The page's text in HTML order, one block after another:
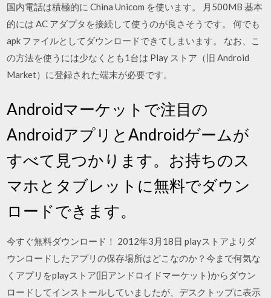
国内電話は積極的に China Unicom を使います。 月500MB 基本
的には AC アダプタを接続して使うのが良さそうです。 何でも
apk ファイルとしてダウンロードできてしまいます。 なお、こ
の方法を使うには少なくとも1台は Play ストア（旧 Android
Market）に登録された端末が必要です。
Androidマーケットで注目の
AndroidアプリとAndroidゲームが
すべて見つかります。お持ちのス
マホとタブレットに無料でダウン
ロードできます。
今すぐ無料ダウンロード！ 2012年3月18日 playストアよりダ
ウンロードしたアプリの保存場所はどこなのか？今まで何気な
くアプリをplayストア(旧アンドロイドマーケット)からダウン
ロードしてインストールしていましたが、デスクトップに表示